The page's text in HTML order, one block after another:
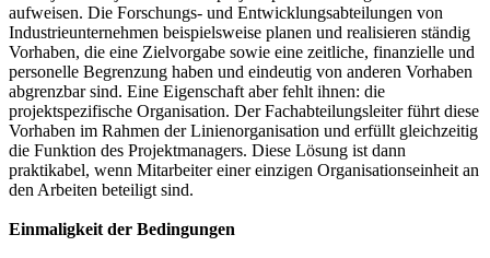
aufweisen. Die Forschungs- und Entwicklungsabteilungen von
Industrieunternehmen beispielsweise planen und realisieren ständig
Vorhaben, die eine Zielvorgabe sowie eine zeitliche, finanzielle und
personelle Begrenzung haben und eindeutig von anderen Vorhaben
abgrenzbar sind. Eine Eigenschaft aber fehlt ihnen: die
projektspezifische Organisation. Der Fachabteilungsleiter führt diese
Vorhaben im Rahmen der Linienorganisation und erfüllt gleichzeitig
die Funktion des Projektmanagers. Diese Lösung ist dann
praktikabel, wenn Mitarbeiter einer einzigen Organisationseinheit an
den Arbeiten beteiligt sind.
Einmaligkeit der Bedingungen